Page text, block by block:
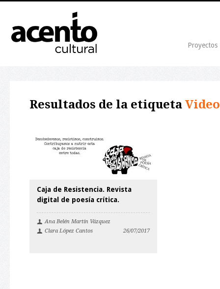
Proyectos
Resultados de la etiqueta
Caja de Resistencia. Revista
digital de poesía crítica.
Ana Belén Martín Vázquez
Clara López Cantos
26/07/2017